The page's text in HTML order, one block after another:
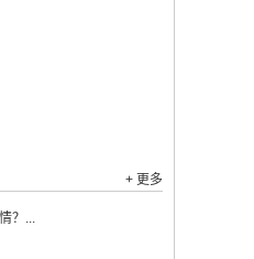
+ 更多
？...